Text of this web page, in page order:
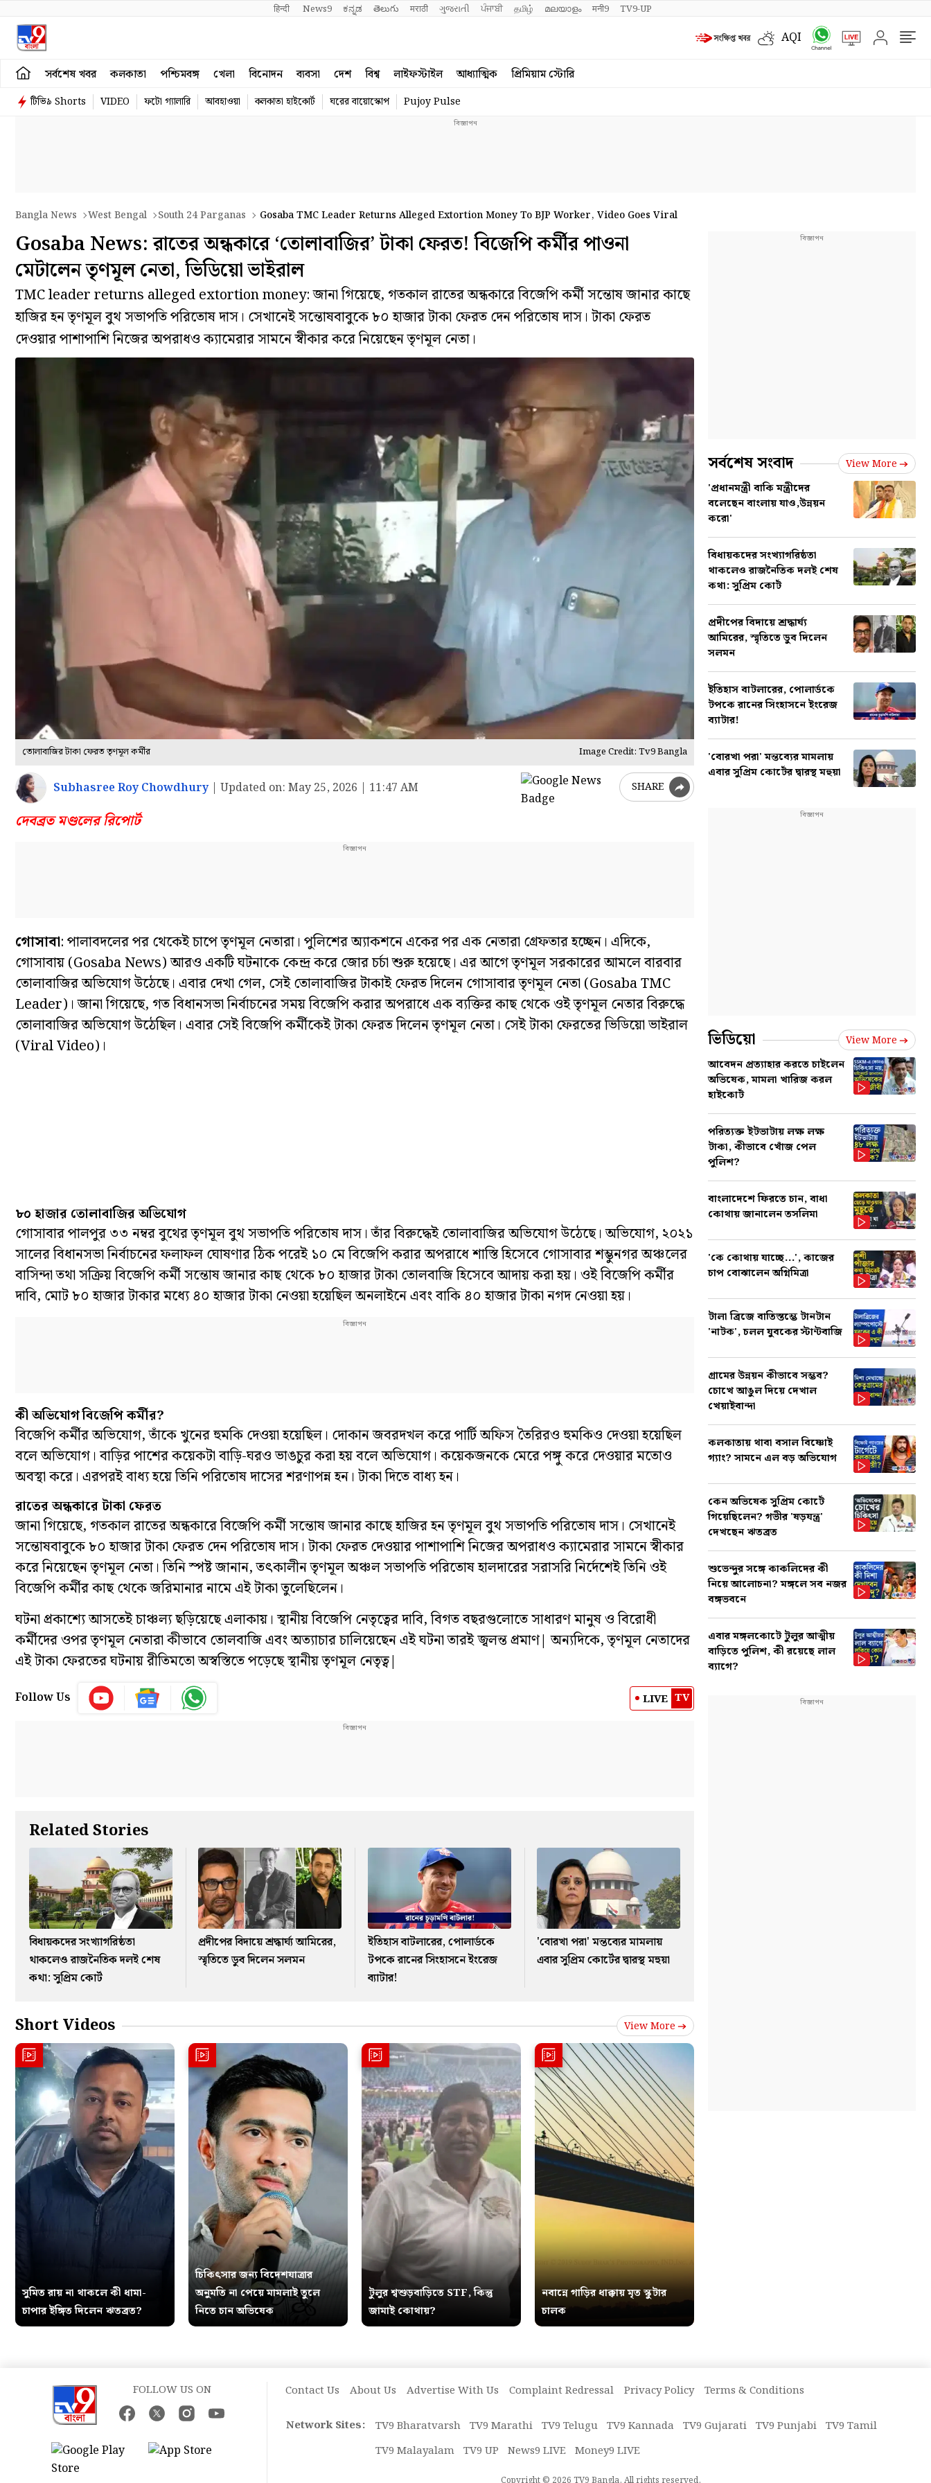
हिन्दी News9 ಕನ್ನಡ తెలుగు मराठी ગુજરાતી ਪੰਜਾਬੀ தமிழ் മലയാളം मनी9 TV9-UP
AQI
সর্বশেষ খবর কলকাতা পশ্চিমবঙ্গ খেলা বিনোদন ব্যবসা দেশ বিশ্ব লাইফস্টাইল আধ্যাত্মিক প্রিমিয়াম স্টোরি
টিভি৯ Shorts VIDEO ফটো গ্যালারি আবহাওয়া কলকাতা হাইকোর্ট ঘরের বায়োস্কোপ Pujoy Pulse
Bangla News West Bengal South 24 Parganas Gosaba TMC Leader Returns Alleged Extortion Money To BJP Worker, Video Goes Viral
Gosaba News: রাতের অন্ধকারে ‘তোলাবাজির’ টাকা ফেরত! বিজেপি কর্মীর পাওনা
মেটালেন তৃণমূল নেতা, ভিডিয়ো ভাইরাল
TMC leader returns alleged extortion money: জানা গিয়েছে, গতকাল রাতের অন্ধকারে বিজেপি কর্মী সন্তোষ জানার কাছে
হাজির হন তৃণমূল বুথ সভাপতি পরিতোষ দাস। সেখানেই সন্তোষবাবুকে ৮০ হাজার টাকা ফেরত দেন পরিতোষ দাস। টাকা ফেরত
দেওয়ার পাশাপাশি নিজের অপরাধও ক্যামেরার সামনে স্বীকার করে নিয়েছেন তৃণমূল নেতা।
তোলাবাজির টাকা ফেরত তৃণমূল কর্মীর Image Credit: Tv9 Bangla
Subhasree Roy Chowdhury| Updated on: May 25, 2026 | 11:47 AM SHARE
দেবব্রত মণ্ডলের রিপোর্ট
গোসাবা: পালাবদলের পর থেকেই চাপে তৃণমূল নেতারা। পুলিশের অ্যাকশনে একের পর এক নেতারা গ্রেফতার হচ্ছেন। এদিকে,
গোসাবায় (Gosaba News) আরও একটি ঘটনাকে কেন্দ্র করে জোর চর্চা শুরু হয়েছে। এর আগে তৃণমূল সরকারের আমলে বারবার
তোলাবাজির অভিযোগ উঠেছে। এবার দেখা গেল, সেই তোলাবাজির টাকাই ফেরত দিলেন গোসাবার তৃণমূল নেতা (Gosaba TMC
Leader)। জানা গিয়েছে, গত বিধানসভা নির্বাচনের সময় বিজেপি করার অপরাধে এক ব্যক্তির কাছ থেকে ওই তৃণমূল নেতার বিরুদ্ধে
তোলাবাজির অভিযোগ উঠেছিল। এবার সেই বিজেপি কর্মীকেই টাকা ফেরত দিলেন তৃণমূল নেতা। সেই টাকা ফেরতের ভিডিয়ো ভাইরাল
(Viral Video)।
৮০ হাজার তোলাবাজির অভিযোগ
গোসাবার পালপুর ৩৩ নম্বর বুথের তৃণমূল বুথ সভাপতি পরিতোষ দাস। তাঁর বিরুদ্ধেই তোলাবাজির অভিযোগ উঠেছে। অভিযোগ, ২০২১
সালের বিধানসভা নির্বাচনের ফলাফল ঘোষণার ঠিক পরেই ১০ মে বিজেপি করার অপরাধে শাস্তি হিসেবে গোসাবার শম্ভুনগর অঞ্চলের
বাসিন্দা তথা সক্রিয় বিজেপি কর্মী সন্তোষ জানার কাছ থেকে ৮০ হাজার টাকা তোলবাজি হিসেবে আদায় করা হয়। ওই বিজেপি কর্মীর
দাবি, মোট ৮০ হাজার টাকার মধ্যে ৪০ হাজার টাকা নেওয়া হয়েছিল অনলাইনে এবং বাকি ৪০ হাজার টাকা নগদ নেওয়া হয়।
কী অভিযোগ বিজেপি কর্মীর?
বিজেপি কর্মীর অভিযোগ, তাঁকে খুনের হুমকি দেওয়া হয়েছিল। দোকান জবরদখল করে পার্টি অফিস তৈরিরও হুমকিও দেওয়া হয়েছিল
বলে অভিযোগ। বাড়ির পাশের কয়েকটা বাড়ি-ঘরও ভাঙচুর করা হয় বলে অভিযোগ। কয়েকজনকে মেরে পঙ্গু করে দেওয়ার মতোও
অবস্থা করে। এরপরই বাধ্য হয়ে তিনি পরিতোষ দাসের শরণাপন্ন হন। টাকা দিতে বাধ্য হন।
রাতের অন্ধকারে টাকা ফেরত
জানা গিয়েছে, গতকাল রাতের অন্ধকারে বিজেপি কর্মী সন্তোষ জানার কাছে হাজির হন তৃণমূল বুথ সভাপতি পরিতোষ দাস। সেখানেই
সন্তোষবাবুকে ৮০ হাজার টাকা ফেরত দেন পরিতোষ দাস। টাকা ফেরত দেওয়ার পাশাপাশি নিজের অপরাধও ক্যামেরার সামনে স্বীকার
করে নিয়েছেন তৃণমূল নেতা। তিনি স্পষ্ট জানান, তৎকালীন তৃণমূল অঞ্চল সভাপতি পরিতোষ হালদারের সরাসরি নির্দেশেই তিনি ওই
বিজেপি কর্মীর কাছ থেকে জরিমানার নামে এই টাকা তুলেছিলেন।
ঘটনা প্রকাশ্যে আসতেই চাঞ্চল্য ছড়িয়েছে এলাকায়। স্থানীয় বিজেপি নেতৃত্বের দাবি, বিগত বছরগুলোতে সাধারণ মানুষ ও বিরোধী
কর্মীদের ওপর তৃণমূল নেতারা কীভাবে তোলবাজি এবং অত্যাচার চালিয়েছেন এই ঘটনা তারই জ্বলন্ত প্রমাণ| অন্যদিকে, তৃণমূল নেতাদের
এই টাকা ফেরতের ঘটনায় রীতিমতো অস্বস্তিতে পড়েছে স্থানীয় তৃণমূল নেতৃত্ব|
Follow Us LIVE TV
Related Stories
বিধায়কদের সংখ্যাগরিষ্ঠতা
থাকলেও রাজনৈতিক দলই শেষ
কথা: সুপ্রিম কোর্ট
প্রদীপের বিদায়ে শ্রদ্ধার্ঘ্য আমিরের,
স্মৃতিতে ডুব দিলেন সলমন
ইতিহাস বাটলারের, পোলার্ডকে
টপকে রানের সিংহাসনে ইংরেজ
ব্যাটার!
'বোরখা পরা' মন্তব্যের মামলায়
এবার সুপ্রিম কোর্টের দ্বারস্থ মহুয়া
Short Videos View More
সুমিত রায় না থাকলে কী ধামা-
চাপার ইঙ্গিত দিলেন ঋতব্রত?
চিকিৎসার জন্য বিদেশযাত্রার
অনুমতি না পেয়ে মামলাই তুলে
নিতে চান অভিষেক
টুলুর শ্বশুড়বাড়িতে STF, কিন্তু
জামাই কোথায়?
নবান্নে গাড়ির ধাক্কায় মৃত স্কুটার
চালক
সর্বশেষ সংবাদ View More
'প্রধানমন্ত্রী বাকি মন্ত্রীদের
বলেছেন বাংলায় যাও,উন্নয়ন
করো'
বিধায়কদের সংখ্যাগরিষ্ঠতা
থাকলেও রাজনৈতিক দলই শেষ
কথা: সুপ্রিম কোর্ট
প্রদীপের বিদায়ে শ্রদ্ধার্ঘ্য
আমিরের, স্মৃতিতে ডুব দিলেন
সলমন
ইতিহাস বাটলারের, পোলার্ডকে
টপকে রানের সিংহাসনে ইংরেজ
ব্যাটার!
'বোরখা পরা' মন্তব্যের মামলায়
এবার সুপ্রিম কোর্টের দ্বারস্থ মহুয়া
ভিডিয়ো View More
আবেদন প্রত্যাহার করতে চাইলেন
অভিষেক, মামলা খারিজ করল
হাইকোর্ট
পরিত্যক্ত ইটভাটায় লক্ষ লক্ষ
টাকা, কীভাবে খোঁজ পেল
পুলিশ?
বাংলাদেশে ফিরতে চান, বাধা
কোথায় জানালেন তসলিমা
'কে কোথায় যাচ্ছে...', কাজের
চাপ বোঝালেন অগ্নিমিত্রা
টালা ব্রিজে বাতিস্তম্ভে টানটান
'নাটক', চলল যুবকের স্টান্টবাজি
গ্রামের উন্নয়ন কীভাবে সম্ভব?
চোখে আঙুল দিয়ে দেখাল
খেয়াইবান্দা
কলকাতায় থাবা বসাল বিষ্ণোই
গ্যাং? সামনে এল বড় অভিযোগ
কেন অভিষেক সুপ্রিম কোর্টে
গিয়েছিলেন? গভীর 'ষড়যন্ত্র'
দেখছেন ঋতব্রত
শুভেন্দুর সঙ্গে কাকলিদের কী
নিয়ে আলোচনা? মঙ্গলে সব নজর
বঙ্গভবনে
এবার মঙ্গলকোটে টুলুর আত্মীয়
বাড়িতে পুলিশ, কী রয়েছে লাল
ব্যাগে?
FOLLOW US ON Contact Us About Us Advertise With Us Complaint Redressal Privacy Policy Terms & Conditions
Network Sites: TV9 Bharatvarsh TV9 Marathi TV9 Telugu TV9 Kannada TV9 Gujarati TV9 Punjabi TV9 Tamil
TV9 Malayalam TV9 UP News9 LIVE Money9 LIVE